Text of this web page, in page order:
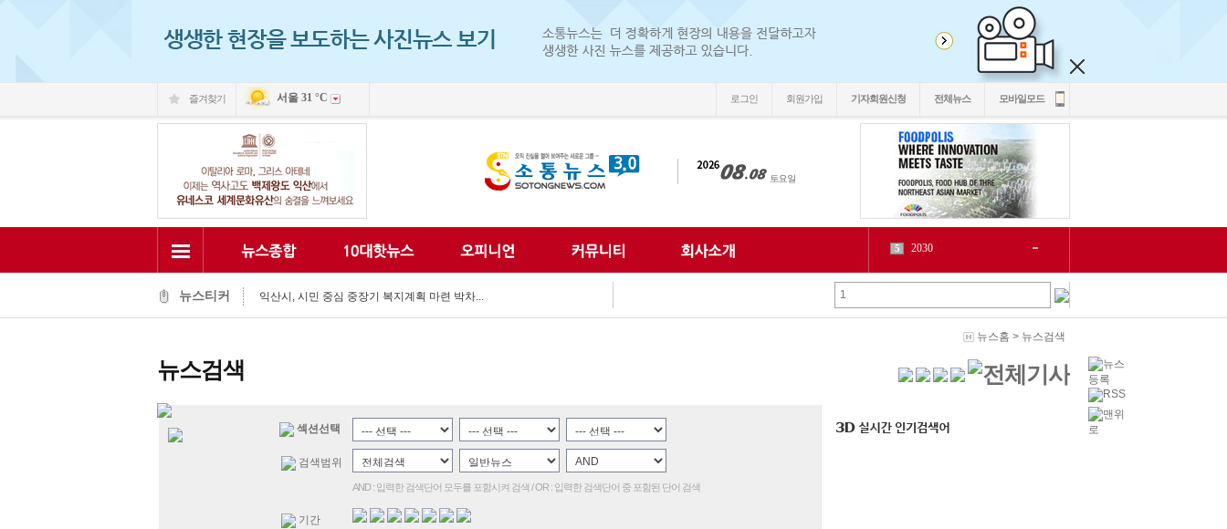
즐겨찾기 서울 31 °C 로그인 회원가입 기자회원신청 전체뉴스 모바일모드
5 2030
源
8
泥
5
2
2
LH
4 22
뉴스티커
익산 민-관, K-문화도시 도약 '맞손'
익산, 머무는 농촌 관광으로 활력 되찾는다...
익산시, 시민 중심 중장기 복지계획 마련 박차...
익산시립예술단, '예술아, 놀자'로 여름방학 추억 선...
익산 민-관, K-문화도시 도약 '맞손'
뉴스홈 > 뉴스검색
뉴스검색
섹션선택
검색범위
AND : 입력한 검색단어 모두를 포함시켜 검색 / OR : 입력한 검색단어 중 포함된 단어 검색
기간